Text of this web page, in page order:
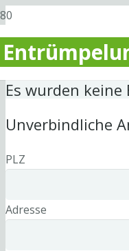
Es wurden
Unverbindliche
PLZ
Adresse